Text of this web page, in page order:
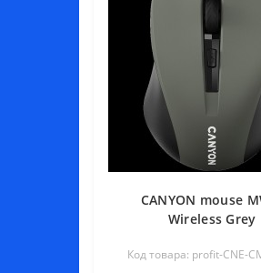
CANYON mouse
Wireless Grey
Код товара: profit-CNE-